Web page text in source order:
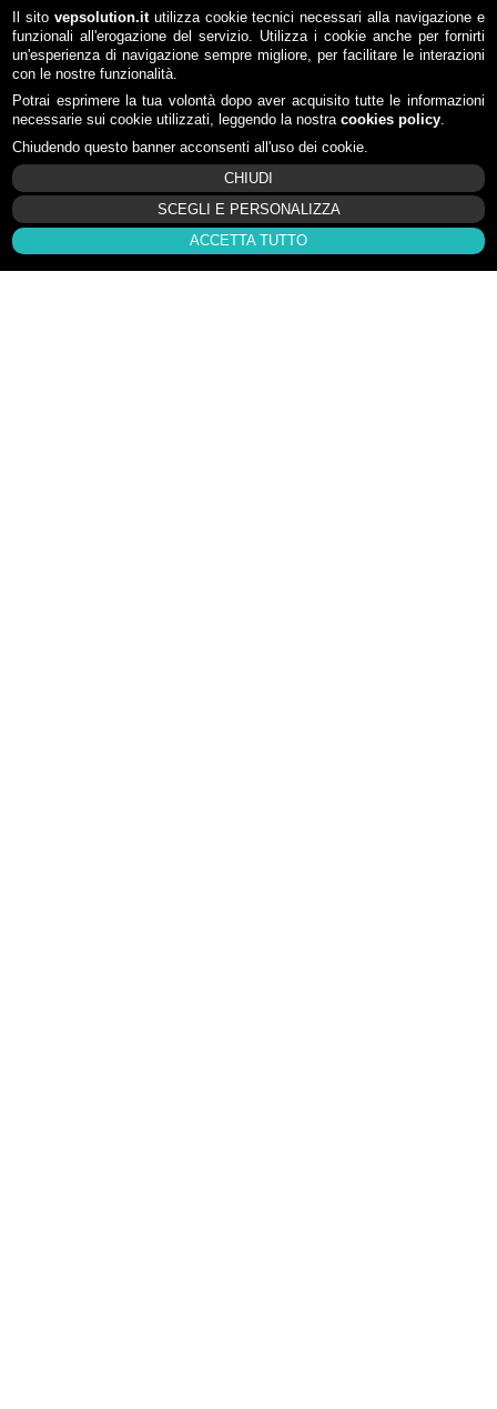
Il sito vepsolution.itutilizza cookie tecnici necessari alla navigazione e
funzionali all'erogazione del servizio. Utilizza i cookie anche per fornirti
un'esperienza di navigazione sempre migliore, per facilitare le interazioni
con le nostre funzionalità.
Potrai esprimere la tua volontà dopo aver acquisito tutte le informazioni
necessarie sui cookie utilizzati, leggendo la nostracookies policy.
Chiudendo questo banner acconsenti all'uso dei cookie.
CHIUDI
SCEGLI E PERSONALIZZA
ACCETTA TUTTO